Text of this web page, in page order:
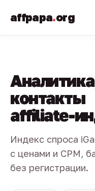
affpapa.org
контакты
affiliate-
Индекс спроса
с ценами и CPM,
без регистрации.